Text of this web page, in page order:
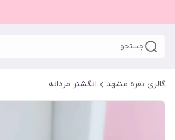
جستجو
گالری نقره مشهد انگشتر مردانه